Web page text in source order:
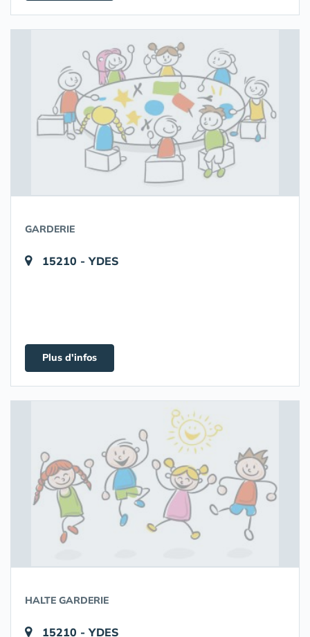
GARDERIE
15210 - YDES
Plus d'infos
HALTE GARDERIE
15210 - YDES